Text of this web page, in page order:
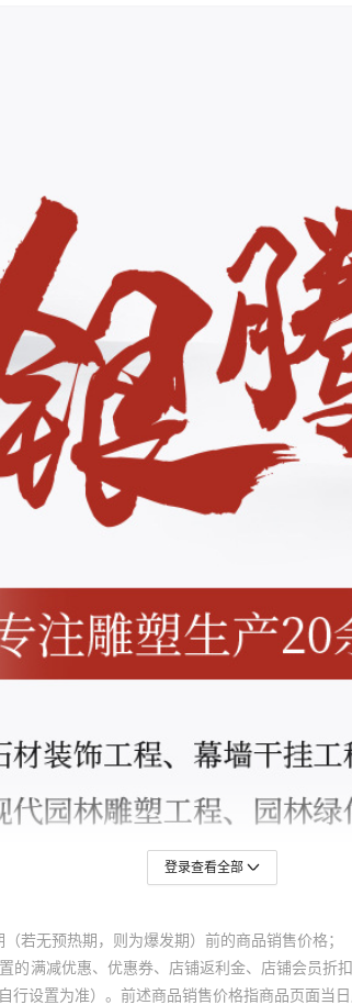
登录查看全部
若无预热期，则为爆发期）前的商品销售价格
满减优惠、优惠券、店铺返利金、店铺会员
设置为准）。前述商品销售价格指商品页面当